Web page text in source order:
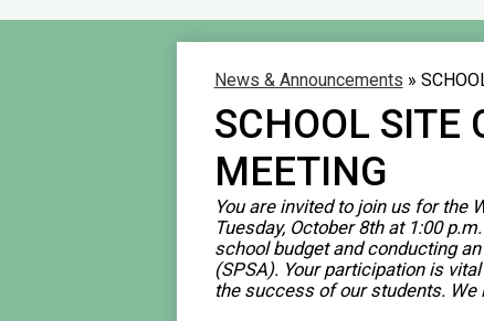
News & Announcements »
SCHOOL SITE
MEETING
You are invited to join us for the
Tuesday, October 8th at 1:00
school budget and conducting
(SPSA). Your participation is
the success of our students.